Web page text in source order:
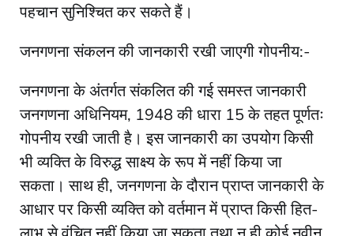
पहचान सुनिश्चित कर सकते हैं।
जनगणना संकलन की जानकारी रखी जाएगी गोपनीय:-
जनगणना के अंतर्गत संकलित की गई समस्त जानकारी
जनगणना अधिनियम, 1948 की धारा 15 के तहत पूर्णतः
गोपनीय रखी जाती है। इस जानकारी का उपयोग किसी
भी व्यक्ति के विरुद्ध साक्ष्य के रूप में नहीं किया जा
सकता। साथ ही, जनगणना के दौरान प्राप्त जानकारी के
आधार पर किसी व्यक्ति को वर्तमान में प्राप्त किसी हित-